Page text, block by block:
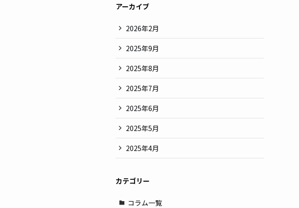
アーカイブ
2026年2月
2025年9月
2025年8月
2025年7月
2025年6月
2025年5月
2025年4月
カテゴリー
コラム一覧